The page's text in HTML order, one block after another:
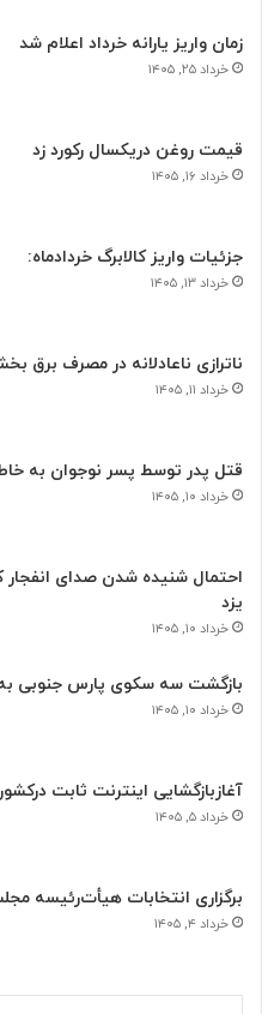
زمان واریز یارانه خرداد اعلام شد
خرداد ۲۵, ۱۴۰۵
قیمت روغن دریکسال رکورد زد
خرداد ۱۶, ۱۴۰۵
جزئیات واریز کالابرگ خردادماه:
خرداد ۱۳, ۱۴۰۵
ناترازی ناعادلانه در مصرف برق
خرداد ۱۱, ۱۴۰۵
قتل پدر توسط پسر نوجوان به
خرداد ۱۰, ۱۴۰۵
احتمال شنیده شدن صدای انفجار
یزد
خرداد ۱۰, ۱۴۰۵
بازگشت سه سکوی پارس جنوبی به
خرداد ۱۰, ۱۴۰۵
آغازبازگشایی اینترنت ثابت درکشور
خرداد ۵, ۱۴۰۵
برگزاری انتخابات هیأت‌رئیسه
خرداد ۴, ۱۴۰۵